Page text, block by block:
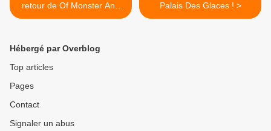
retour de Of Monster And
Men !
Palais Des Glaces ! >
Hébergé par Overblog
Top articles
Pages
Contact
Signaler un abus